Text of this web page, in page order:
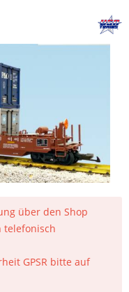
über den Shop
telefonisch
GPSR bitte auf